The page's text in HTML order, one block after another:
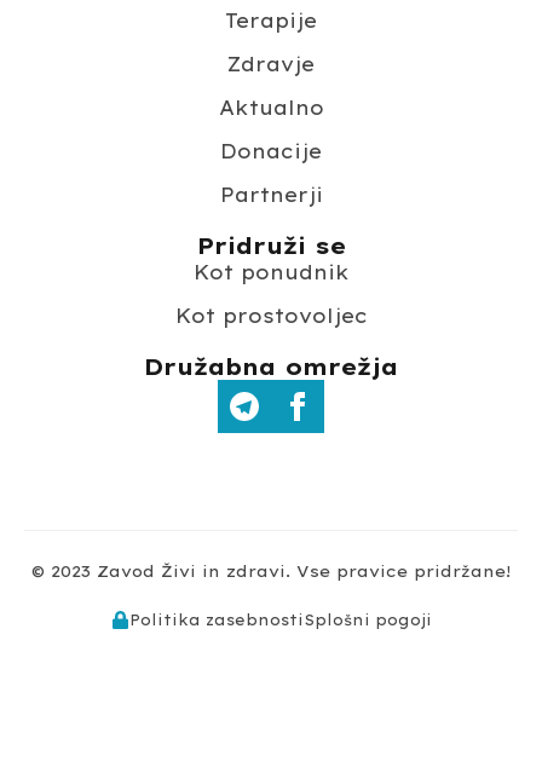
Terapije
Zdravje
Aktualno
Donacije
Partnerji
Pridruži se
Kot ponudnik
Kot prostovoljec
Družabna omrežja
© 2023 Zavod Živi in zdravi. Vse pravice pridržane!
Politika zasebnosti Splošni pogoji